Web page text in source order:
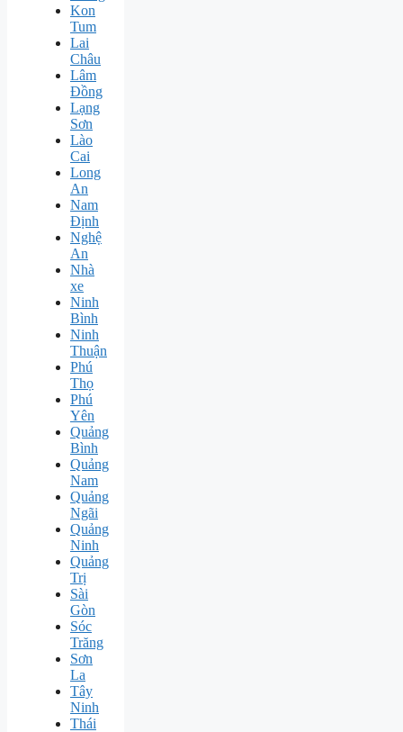
Kon
Tum
Lai
Châu
Lâm
Đồng
Lạng
Sơn
Lào
Cai
Long
An
Nam
Định
Nghệ
An
Nhà
xe
Ninh
Bình
Ninh
Thuận
Phú
Thọ
Phú
Yên
Quảng
Bình
Quảng
Nam
Quảng
Ngãi
Quảng
Ninh
Quảng
Trị
Sài
Gòn
Sóc
Trăng
Sơn
La
Tây
Ninh
Thái